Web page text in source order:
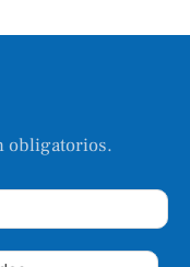
obligatorios.